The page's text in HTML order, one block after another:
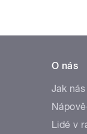
O nás
Jak
Lidé v